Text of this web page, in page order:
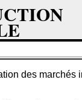
des marchés